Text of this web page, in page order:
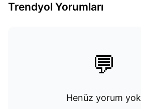
Trendyol Yorumları
💬
Henüz yorum yok